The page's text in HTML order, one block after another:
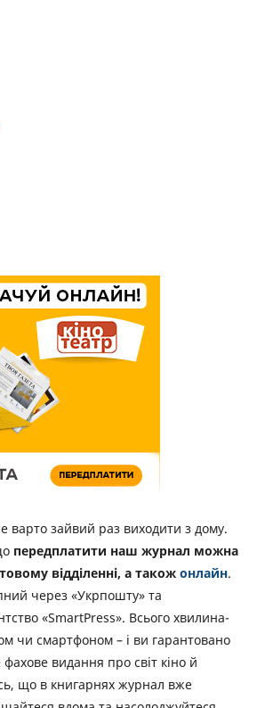
варто зайвий раз виходити з дому.
передплатити наш журнал можна
відділенні, а також онлайн.
через «Укрпошту» та
«SmartPress». Всього хвилина-
чи смартфоном – і ви гарантовано
видання про світ кіно й
що в книгарнях журнал вже